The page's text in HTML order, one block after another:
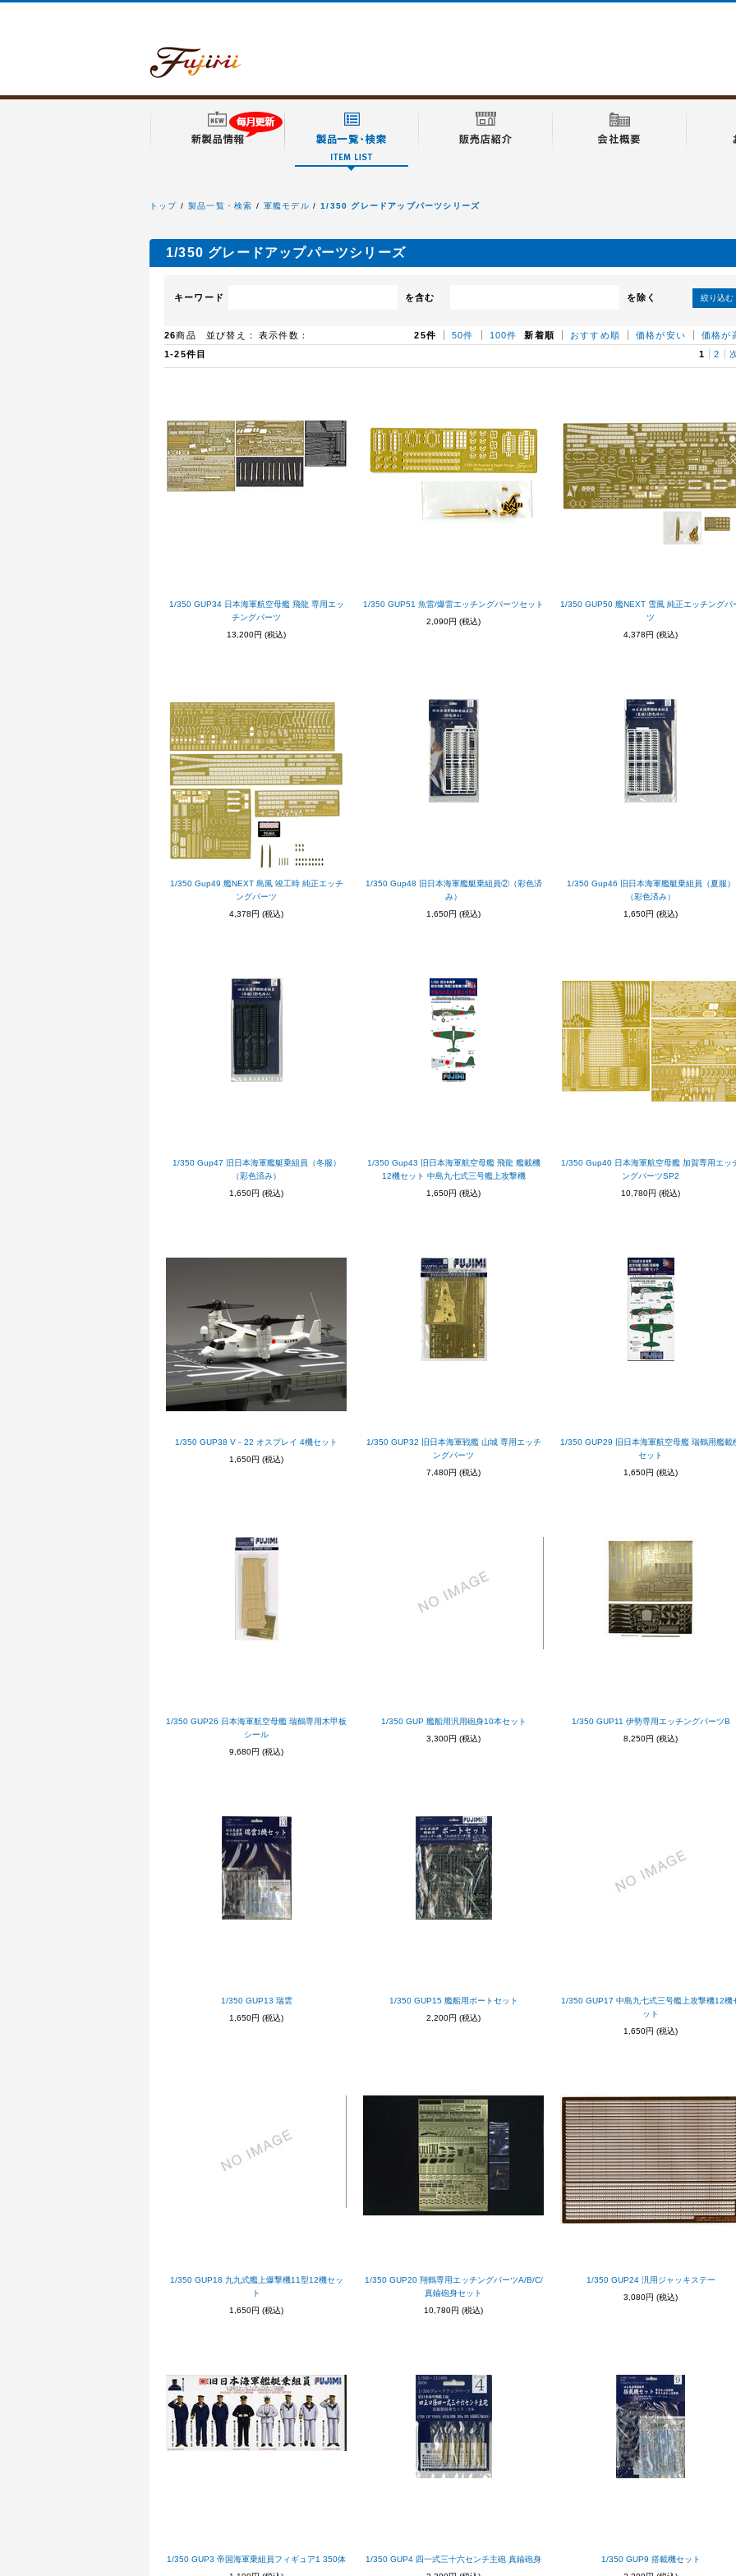
トップ 製品一覧・検索 軍艦モデル 1/350 グレードアップパーツシリーズ
1/350 グレードアップパーツシリーズ
キーワード を含む を除く 絞り込む
26商品 並び替え： 新着順 おすすめ順 価格が安い 価格が
表示件数： 25件 50件
100件
1-25件目
1 2
1/350 GUP34 日本海軍航空母艦 飛龍 専用エッ
チングパーツ
13,200円 (税込)
1/350 GUP51 魚雷/爆雷エッチングパーツセット
2,090円 (税込)
1/350 GUP50 艦NEXT 雪風 純正エッチングパ
ツ
4,378円 (税込)
1/350 Gup49 艦NEXT 島風 竣工時 純正エッチ
ングパーツ
4,378円 (税込)
1/350 Gup48 旧日本海軍艦艇乗組員②（彩色済
み）
1,650円 (税込)
1/350 Gup46 旧日本海軍艦艇乗組員（夏服）
（彩色済み）
1,650円 (税込)
1/350 Gup47 旧日本海軍艦艇乗組員（冬服）
（彩色済み）
1,650円 (税込)
1/350 Gup43 旧日本海軍航空母艦 飛龍 艦載機
12機セット 中島九七式三号艦上攻撃機
1,650円 (税込)
1/350 Gup40 日本海軍航空母艦 加賀専用エッ
ングパーツSP2
10,780円 (税込)
1/350 GUP38 V－22 オスプレイ 4機セット
1,650円 (税込)
1/350 GUP32 旧日本海軍戦艦 山城 専用エッチ
ングパーツ
7,480円 (税込)
1/350 GUP29 旧日本海軍航空母艦 瑞鶴用艦載
セット
1,650円 (税込)
1/350 GUP26 日本海軍航空母艦 瑞鶴専用木甲板
シール
9,680円 (税込)
1/350 GUP 艦船用汎用砲身10本セット
3,300円 (税込)
1/350 GUP11 伊勢専用エッチングパーツB
8,250円 (税込)
1/350 GUP13 瑞雲
1,650円 (税込)
1/350 GUP15 艦船用ボートセット
2,200円 (税込)
1/350 GUP17 中島九七式三号艦上攻撃機12機
ット
1,650円 (税込)
1/350 GUP18 九九式艦上爆撃機11型12機セッ
ト
1,650円 (税込)
1/350 GUP20 翔鶴専用エッチングパーツA/B/C/
真鍮砲身セット
10,780円 (税込)
1/350 GUP24 汎用ジャッキステー
3,080円 (税込)
1/350 GUP3 帝国海軍乗組員フィギュア1 350体
1/350 GUP4 四一式三十六センチ主砲 真鍮砲身
1/350 GUP9 搭載機セット